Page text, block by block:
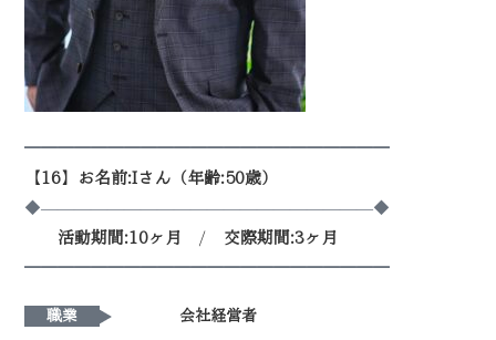
━━━━━━━━━━━━━━━━━━━━━━
【16】お名前:Iさん（年齢:50歳）
◆————————————————————◆
活動期間:10ヶ月 / 交際期間:3ヶ月
━━━━━━━━━━━━━━━━━━━━━━
職業 会社経営者